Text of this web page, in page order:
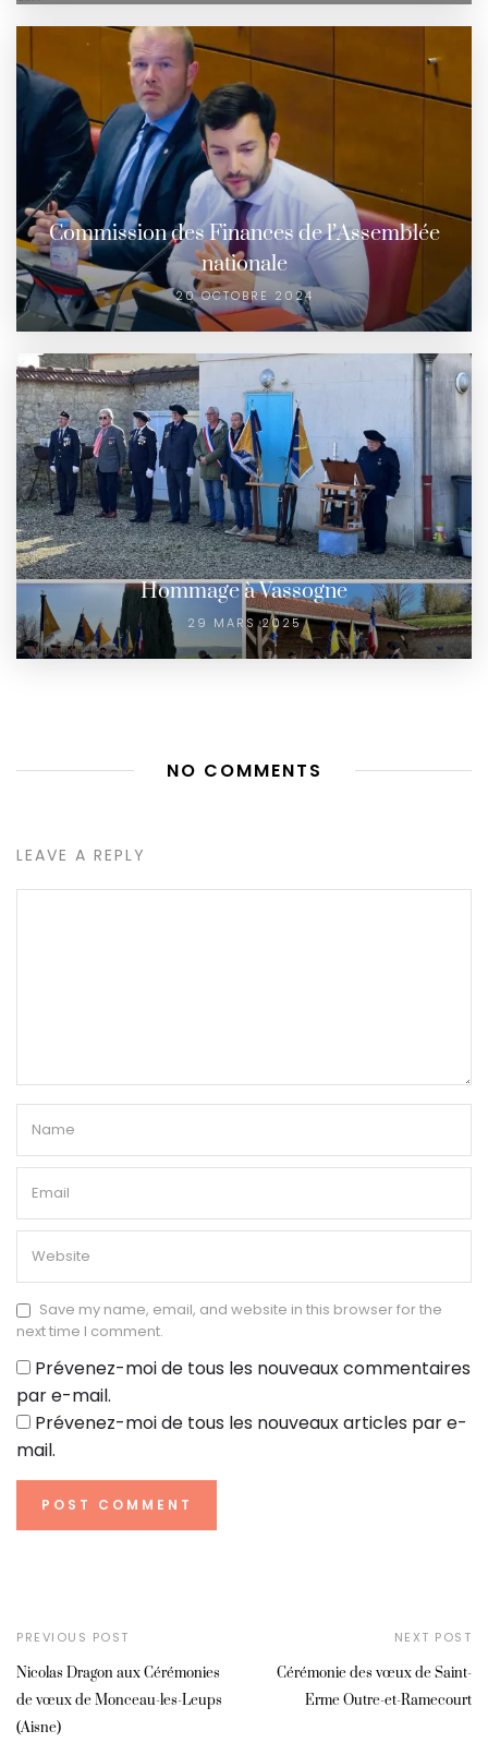
Commission des Finances de l’Assemblée
nationale
20 OCTOBRE 2024
Hommage à Vassogne
29 MARS 2025
NO COMMENTS
LEAVE A REPLY
Save my name, email, and website in this browser for the
next time I comment.
Prévenez-moi de tous les nouveaux commentaires
par e-mail.
Prévenez-moi de tous les nouveaux articles par e-
mail.
PREVIOUS POST
Nicolas Dragon aux Cérémonies
de vœux de Monceau-les-Leups
(Aisne)
NEXT POST
Cérémonie des vœux de Saint-
Erme Outre-et-Ramecourt